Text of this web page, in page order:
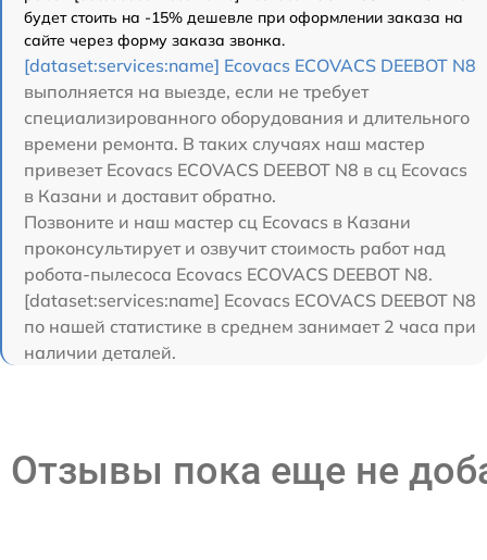
будет стоить на -15% дешевле при оформлении заказа на
сайте через форму заказа звонка.
[dataset:services:name] Ecovacs ECOVACS DEEBOT N8
выполняется на выезде, если не требует
специализированного оборудования и длительного
времени ремонта. В таких случаях наш мастер
привезет Ecovacs ECOVACS DEEBOT N8 в сц Ecovacs
в Казани и доставит обратно.
Позвоните и наш мастер сц Ecovacs в Казани
проконсультирует и озвучит стоимость работ над
робота-пылесоса Ecovacs ECOVACS DEEBOT N8.
[dataset:services:name] Ecovacs ECOVACS DEEBOT N8
по нашей статистике в среднем занимает 2 часа при
наличии деталей.
Отзывы пока еще не